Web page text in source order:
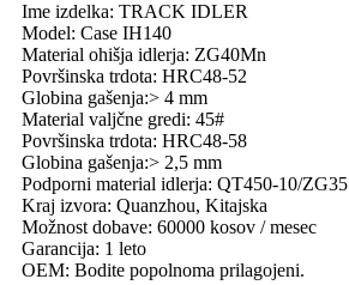
Ime izdelka: TRACK IDLER
Model: Case IH140
Material ohišja idlerja: ZG40Mn
Površinska trdota: HRC48-52
Globina gašenja:> 4 mm
Material valjčne gredi: 45#
Površinska trdota: HRC48-58
Globina gašenja:> 2,5 mm
Podporni material idlerja: QT450-10/ZG35
Kraj izvora: Quanzhou, Kitajska
Možnost dobave: 60000 kosov / mesec
Garancija: 1 leto
OEM: Bodite popolnoma prilagojeni.